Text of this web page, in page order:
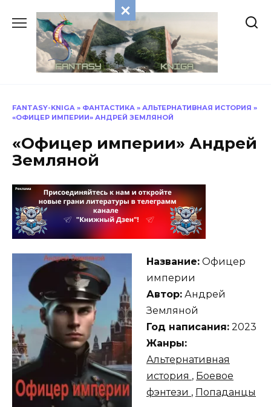
содержанию
FANTASY-KNIGA » ФАНТАСТИКА » АЛЬТЕРНАТИВНАЯ ИСТОРИЯ »
«ОФИЦЕР ИМПЕРИИ» АНДРЕЙ ЗЕМЛЯНОЙ
«Офицер империи» Андрей
Земляной
Название: Офицер
империи
Автор: Андрей
Земляной
Год написания: 2023
Жанры:
Альтернативная
история , Боевое
фэнтези , Попаданцы